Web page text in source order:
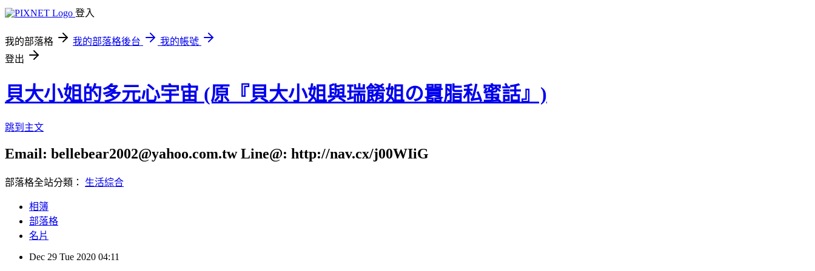
登入
我的部落格 我的部落格後台
我的帳號
登出
貝大小姐的多元心宇宙 (原『貝大小姐與瑞餚姐の囂脂私蜜話』)
跳到主文
Email: bellebear2002@yahoo.com.tw Line@: http://nav.cx/j00WIiG
部落格全站分類： 生活綜合
相簿
部落格
名片
Dec 29 Tue 2020 04:11